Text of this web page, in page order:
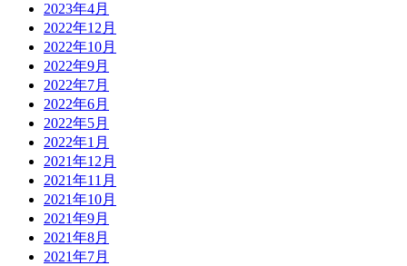
2023年4月
2022年12月
2022年10月
2022年9月
2022年7月
2022年6月
2022年5月
2022年1月
2021年12月
2021年11月
2021年10月
2021年9月
2021年8月
2021年7月